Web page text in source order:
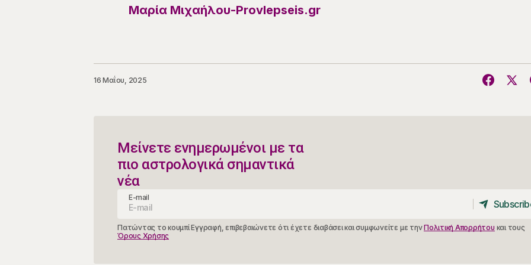
Μαρία Μιχαήλου-Provlepseis.gr
16 Μαΐου, 2025
Μείνετε ενημερωμένοι με τα
πιο αστρολογικά σημαντικά
νέα
E-mail
Πατώντας το κουμπί Εγγραφή, επιβεβαιώνετε ότι έχετε διαβάσει και συμφωνείτε με τηνΠολιτική Απορρήτου και τους
Όρους Χρήσης